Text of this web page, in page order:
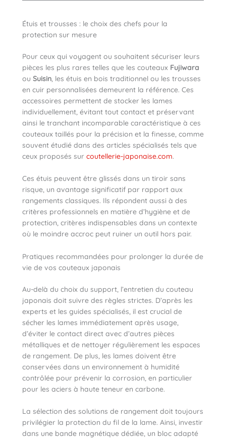
Étuis et trousses : le choix des chefs pour la
protection sur mesure
Pour ceux qui voyagent ou souhaitent sécuriser leurs
pièces les plus rares telles que les couteaux Fujiwara
ou Suisin, les étuis en bois traditionnel ou les trousses
en cuir personnalisées demeurent la référence. Ces
accessoires permettent de stocker les lames
individuellement, évitant tout contact et préservant
ainsi le tranchant incomparable caractéristique à ces
couteaux taillés pour la précision et la finesse, comme
souvent étudié dans des articles spécialisés tels que
ceux proposés sur coutellerie-japonaise.com.
Ces étuis peuvent être glissés dans un tiroir sans
risque, un avantage significatif par rapport aux
rangements classiques. Ils répondent aussi à des
critères professionnels en matière d’hygiène et de
protection, critères indispensables dans un contexte
où le moindre accroc peut ruiner un outil hors pair.
Pratiques recommandées pour prolonger la durée de
vie de vos couteaux japonais
Au-delà du choix du support, l’entretien du couteau
japonais doit suivre des règles strictes. D’après les
experts et les guides spécialisés, il est crucial de
sécher les lames immédiatement après usage,
d’éviter le contact direct avec d’autres pièces
métalliques et de nettoyer régulièrement les espaces
de rangement. De plus, les lames doivent être
conservées dans un environnement à humidité
contrôlée pour prévenir la corrosion, en particulier
pour les aciers à haute teneur en carbone.
La sélection des solutions de rangement doit toujours
privilégier la protection du fil de la lame. Ainsi, investir
dans une bande magnétique dédiée, un bloc adapté